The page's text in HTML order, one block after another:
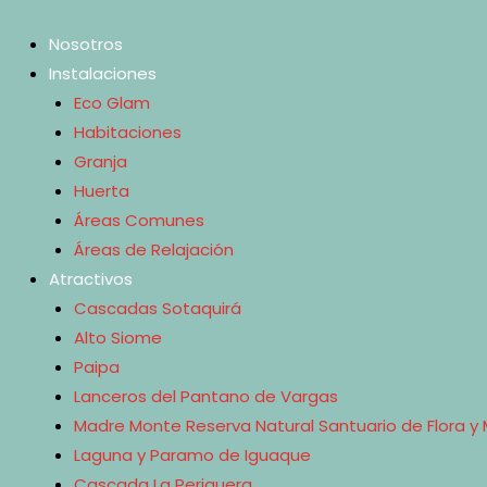
content
Nosotros
Instalaciones
Eco Glam
Habitaciones
Granja
Huerta
Áreas Comunes
Áreas de Relajación
Atractivos
Cascadas Sotaquirá
Alto Siome
Paipa
Lanceros del Pantano de Vargas
Madre Monte Reserva Natural Santuario de Flora y
Laguna y Paramo de Iguaque